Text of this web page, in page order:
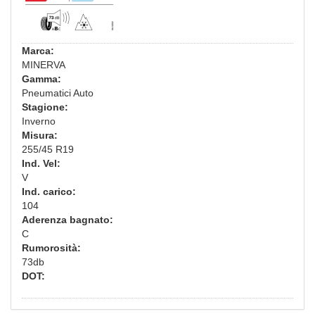
Marca:
MINERVA
Gamma:
Pneumatici Auto
Stagione:
Inverno
Misura:
255/45 R19
Ind. Vel:
V
Ind. carico:
104
Aderenza bagnato:
C
Rumorosità:
73db
DOT: